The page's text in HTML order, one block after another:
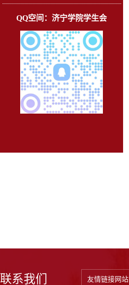
QQ空间：济宁学院学生会
联系我们 友情链接网站